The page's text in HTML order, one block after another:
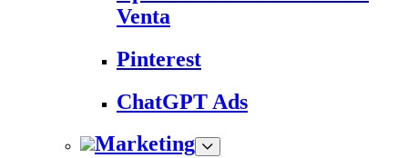
Venta
Pinterest
ChatGPT Ads
Marketing